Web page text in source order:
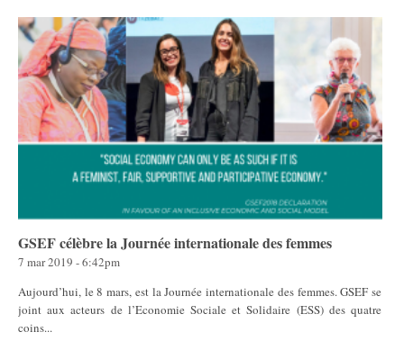
GSEF célèbre la Journée internationale des femmes
7 mar 2019 - 6:42pm
Aujourd’hui, le 8 mars, est la Journée internationale des femmes. GSEF se
joint aux acteurs de l’Economie Sociale et Solidaire (ESS) des quatre
coins...